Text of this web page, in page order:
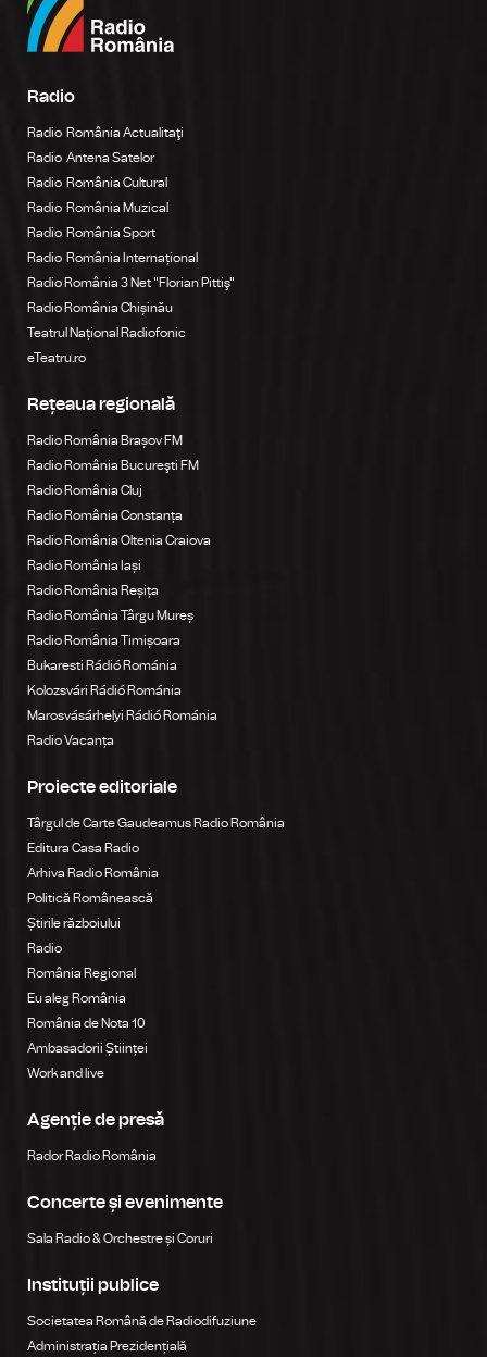
Radio
Radio România Actualitaţi
Radio Antena Satelor
Radio România Cultural
Radio România Muzical
Radio România Sport
Radio România Internațional
Radio România 3 Net "Florian Pittiş"
Radio România Chișinău
Teatrul Național Radiofonic
eTeatru.ro
Rețeaua regională
Radio România Brașov FM
Radio România Bucureşti FM
Radio România Cluj
Radio România Constanța
Radio România Oltenia Craiova
Radio România Iași
Radio România Reșița
Radio România Târgu Mureș
Radio România Timișoara
Bukaresti Rádió Románia
Kolozsvári Rádió Románia
Marosvásárhelyi Rádió Románia
Radio Vacanța
Proiecte editoriale
Târgul de Carte Gaudeamus Radio România
Editura Casa Radio
Arhiva Radio România
Politică Românească
Știrile războiului
Radio
România Regional
Eu aleg România
România de Nota 10
Ambasadorii Științei
Work and live
Agenție de presă
Rador Radio România
Concerte și evenimente
Sala Radio & Orchestre și Coruri
Instituții publice
Societatea Română de Radiodifuziune
Administrația Prezidențială